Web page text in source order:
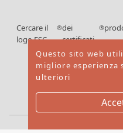
Cercare il
logo FSC
®dei
certificati
FSC
®
Questo sito web
migliore esperienza
ulteriori